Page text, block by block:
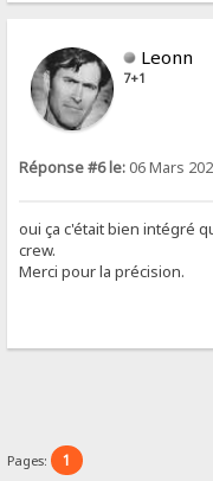
Leonn
7+1
Réponse #6 le: 06 Mars
oui ça c'était bien intégré
crew.
Merci pour la précision.
Pages: 1